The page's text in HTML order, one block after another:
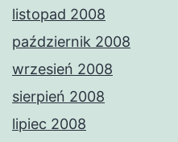
listopad 2008
październik 2008
wrzesień 2008
sierpień 2008
lipiec 2008